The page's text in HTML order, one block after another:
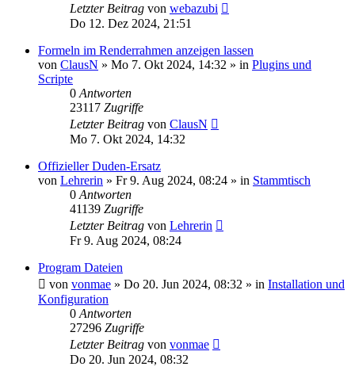
Letzter Beitrag von webazubi
Do 12. Dez 2024, 21:51
Formeln im Renderrahmen anzeigen lassen
von ClausN » Mo 7. Okt 2024, 14:32 » in Plugins und
Scripte
0 Antworten
23117 Zugriffe
Letzter Beitrag von ClausN
Mo 7. Okt 2024, 14:32
Offizieller Duden-Ersatz
von Lehrerin » Fr 9. Aug 2024, 08:24 » in Stammtisch
0 Antworten
41139 Zugriffe
Letzter Beitrag von Lehrerin
Fr 9. Aug 2024, 08:24
Program Dateien
von vonmae » Do 20. Jun 2024, 08:32 » in Installation und
Konfiguration
0 Antworten
27296 Zugriffe
Letzter Beitrag von vonmae
Do 20. Jun 2024, 08:32